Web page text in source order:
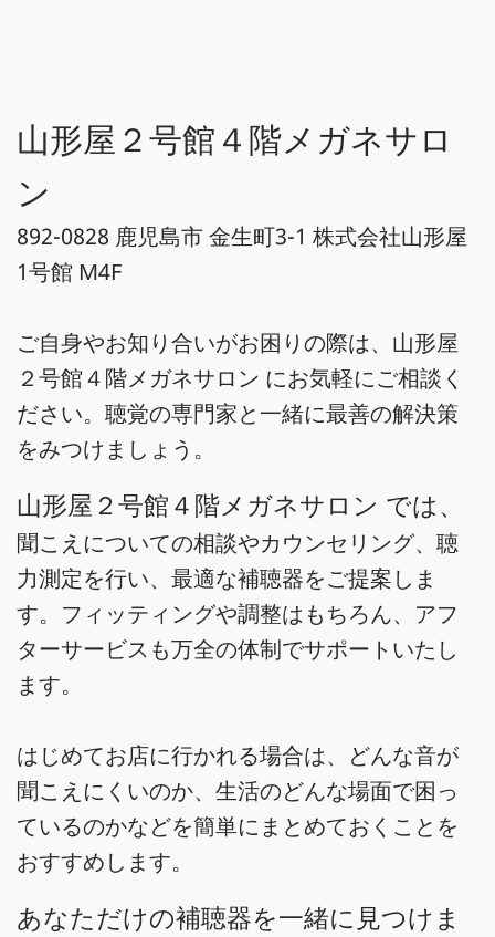
山形屋２号館４階メガネサロ
ン
892-0828 鹿児島市 金生町3-1 株式会社山形屋
1号館 M4F
ご自身やお知り合いがお困りの際は、山形屋
２号館４階メガネサロン にお気軽にご相談く
ださい。聴覚の専門家と一緒に最善の解決策
をみつけましょう。
山形屋２号館４階メガネサロン では、
聞こえについての相談やカウンセリング、聴
力測定を行い、最適な補聴器をご提案しま
す。フィッティングや調整はもちろん、アフ
ターサービスも万全の体制でサポートいたし
ます。
はじめてお店に行かれる場合は、どんな音が
聞こえにくいのか、生活のどんな場面で困っ
ているのかなどを簡単にまとめておくことを
おすすめします。
あなただけの補聴器を一緒に見つけま